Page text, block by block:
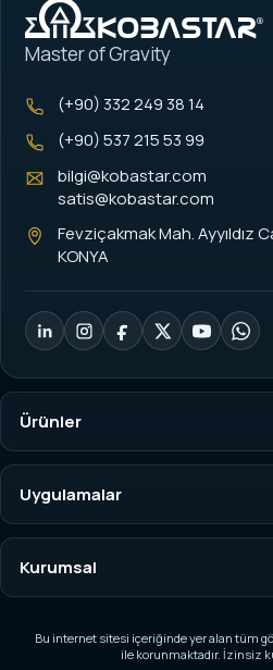
Master of Gravity
(+90) 332 249 38 14
(+90) 537 215 53 99
bilgi@kobastar.com
satis@kobastar.com
Fevziçakmak Mah. Ayyıldız
KONYA
Ürünler
Yük Hücresi (Load Cell)
Tartım İndikatörleri
Dinamometre
Endüstriyel Basküller
Uygulamalar
Vinç Aşırı Yük Kontrol
Silo ve Tank Tartım
Özel Tartım ve Otomasyon
Kurumsal
Bu internet sitesi içeriğinde yer alan tüm
ile korunmaktadır. İzinsiz